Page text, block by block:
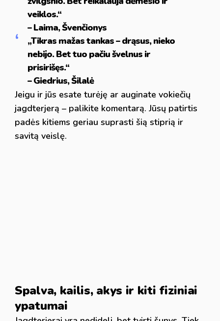
veiklos.“
– Laima, Švenčionys
„Tikras mažas tankas – drąsus, nieko
nebijo. Bet tuo pačiu švelnus ir
prisirišęs.“
– Giedrius, Šilalė
Jeigu ir jūs esate turėję ar auginate vokiečių
jagdterjerą – palikite komentarą. Jūsų patirtis
padės kitiems geriau suprasti šią stiprią ir
savitą veislę.
Spalva, kailis, akys ir kiti fiziniai
ypatumai